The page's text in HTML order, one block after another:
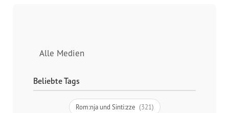
Alle Medien
Beliebte Tags
Rom:nja und Sinti:zze (321)